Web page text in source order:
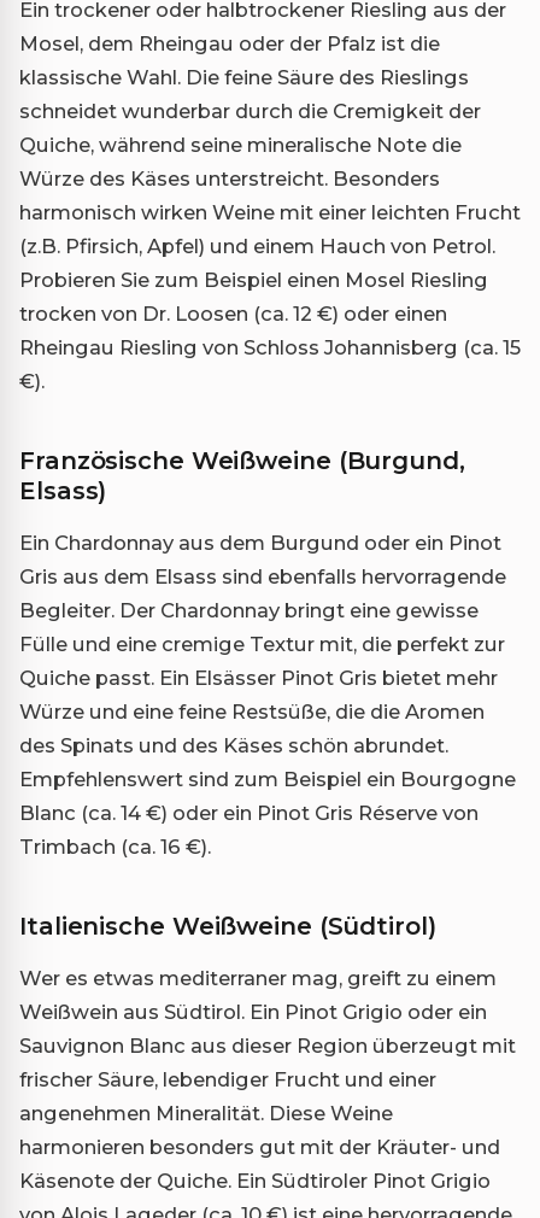
Ein trockener oder halbtrockener Riesling aus der
Mosel, dem Rheingau oder der Pfalz ist die
klassische Wahl. Die feine Säure des Rieslings
schneidet wunderbar durch die Cremigkeit der
Quiche, während seine mineralische Note die
Würze des Käses unterstreicht. Besonders
harmonisch wirken Weine mit einer leichten Frucht
(z.B. Pfirsich, Apfel) und einem Hauch von Petrol.
Probieren Sie zum Beispiel einen Mosel Riesling
trocken von Dr. Loosen (ca. 12 €) oder einen
Rheingau Riesling von Schloss Johannisberg (ca. 15
€).
Französische Weißweine (Burgund,
Elsass)
Ein Chardonnay aus dem Burgund oder ein Pinot
Gris aus dem Elsass sind ebenfalls hervorragende
Begleiter. Der Chardonnay bringt eine gewisse
Fülle und eine cremige Textur mit, die perfekt zur
Quiche passt. Ein Elsässer Pinot Gris bietet mehr
Würze und eine feine Restsüße, die die Aromen
des Spinats und des Käses schön abrundet.
Empfehlenswert sind zum Beispiel ein Bourgogne
Blanc (ca. 14 €) oder ein Pinot Gris Réserve von
Trimbach (ca. 16 €).
Italienische Weißweine (Südtirol)
Wer es etwas mediterraner mag, greift zu einem
Weißwein aus Südtirol. Ein Pinot Grigio oder ein
Sauvignon Blanc aus dieser Region überzeugt mit
frischer Säure, lebendiger Frucht und einer
angenehmen Mineralität. Diese Weine
harmonieren besonders gut mit der Kräuter- und
Käsenote der Quiche. Ein Südtiroler Pinot Grigio